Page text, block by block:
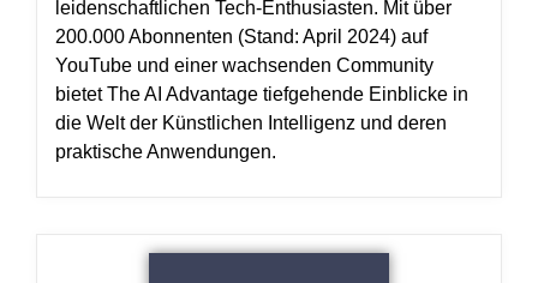
leidenschaftlichen Tech-Enthusiasten. Mit über
200.000 Abonnenten (Stand: April 2024) auf
YouTube und einer wachsenden Community
bietet The AI Advantage tiefgehende Einblicke in
die Welt der Künstlichen Intelligenz und deren
praktische Anwendungen.